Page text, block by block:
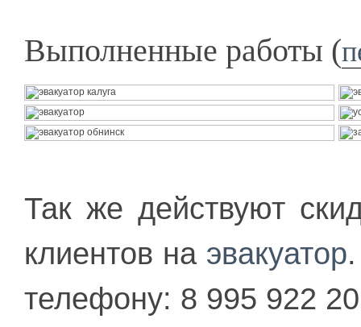
Выполненные работы (
Так же действуют
клиентов на эвакуатор
телефону: 8 995 922